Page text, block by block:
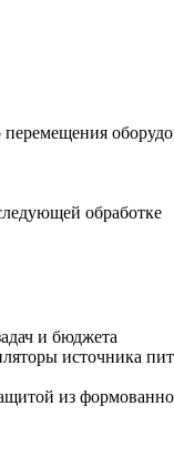
обработке
и бюджета
источника
из